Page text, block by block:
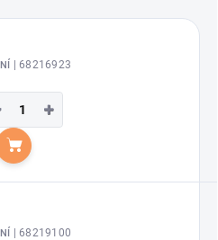
| 68216923
+
Do košíka
| 68219100